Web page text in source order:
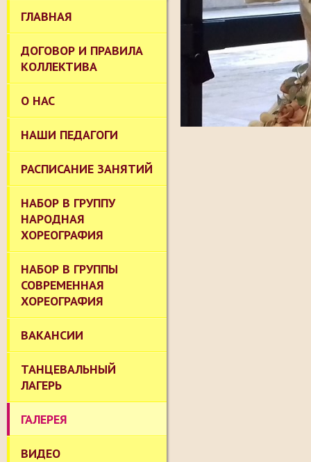
ГЛАВНАЯ
ДОГОВОР И ПРАВИЛА
КОЛЛЕКТИВА
О НАС
НАШИ ПЕДАГОГИ
РАСПИСАНИЕ ЗАНЯТИЙ
НАБОР В ГРУППУ
НАРОДНАЯ
ХОРЕОГРАФИЯ
НАБОР В ГРУППЫ
СОВРЕМЕННАЯ
ХОРЕОГРАФИЯ
ВАКАНСИИ
ТАНЦЕВАЛЬНЫЙ
ЛАГЕРЬ
ГАЛЕРЕЯ
ВИДЕО